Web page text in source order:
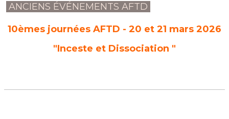
ANCIENS ÉVÉNEMENTS AFTD
10èmes journées AFTD - 20 et 21 mars 2026
"Inceste et Dissociation "